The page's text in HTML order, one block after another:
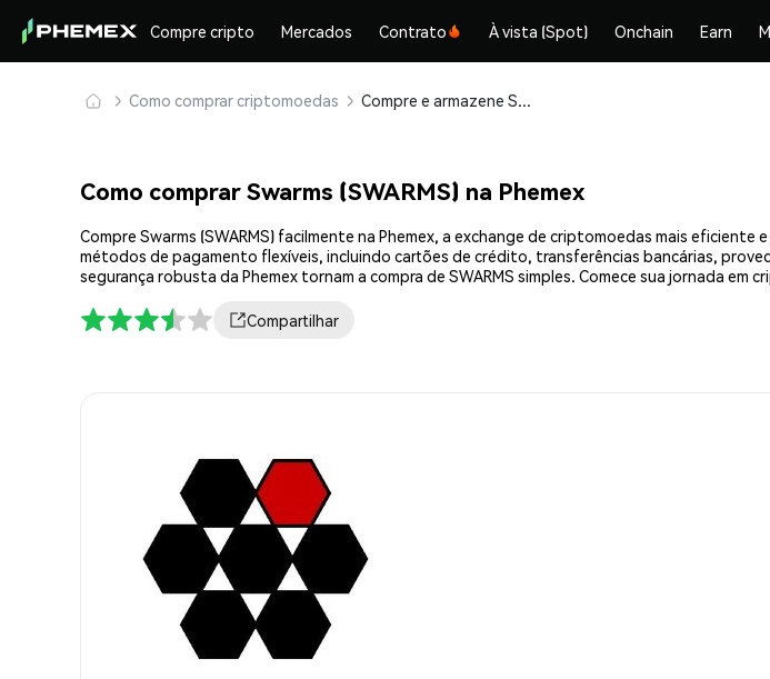
Compre cripto Mercados Contrato À vista (Spot) Onchain Earn
Como comprar criptomoedas Compre e armazene Swarms (SWARMS) com segurança
Como comprar Swarms (SWARMS) na Phemex
Compre Swarms (SWARMS) facilmente na Phemex, a exchange de criptomoedas mais
métodos de pagamento flexíveis, incluindo cartões de crédito, transferências bancárias,
segurança robusta da Phemex tornam a compra de SWARMS simples. Comece sua jornada
Compartilhar